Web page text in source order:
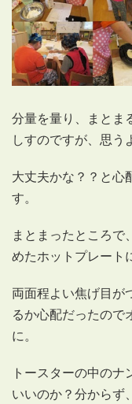
分量を量り、まとま
しすのですが、思う
大丈夫かな？？と心
す。
まとまったところで
めたホットプレート
両面程よい焦げ目が
るか心配だったので
に。
トースターの中の
いいのか？分からず